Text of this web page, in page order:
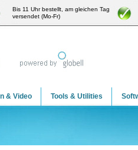
Bis 11 Uhr bestellt, am gleichen Tag
versendet (Mo-Fr)
& Video Tools & Utilities